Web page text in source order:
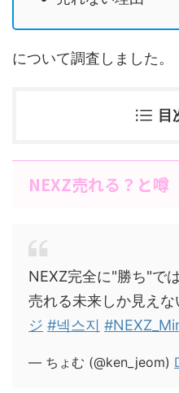
について調査しました。
目
NEXZ売れる？と噂
NEXZ完全に"勝ち"で
売れる未来しか見えな
ジ #넥스지
— ちょむ (@ken_jeom)